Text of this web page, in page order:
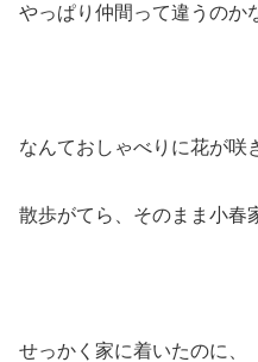
やっぱり仲間って違うのか
なんておしゃべりに花が咲
散歩がてら、そのまま小春
せっかく家に着いたのに、